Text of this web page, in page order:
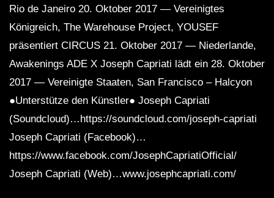
Rio de Janeiro 20. Oktober 2017 — Vereinigtes
Königreich, The Warehouse Project, YOUSEF
präsentiert CIRCUS 21. Oktober 2017 — Niederlande,
Awakenings ADE X Joseph Capriati lädt ein 28. Oktober
2017 — Vereinigte Staaten, San Francisco – Halcyon
●Unterstütze den Künstler● Joseph Capriati
(Soundcloud)…https://soundcloud.com/joseph-capriati
Joseph Capriati (Facebook)…
https://www.facebook.com/JosephCapriatiOfficial/
Joseph Capriati (Web)…www.josephcapriati.com/